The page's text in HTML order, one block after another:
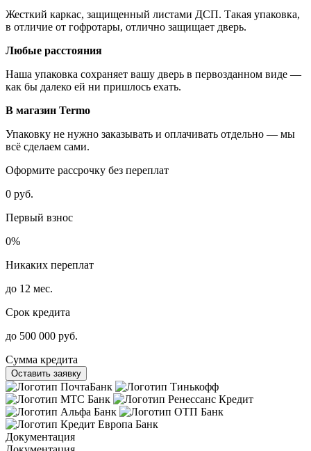
Жесткий каркас, защищенный листами ДСП. Такая упаковка,
в отличие от гофротары, отлично защищает дверь.
Любые расстояния
Наша упаковка сохраняет вашу дверь в первозданном виде —
как бы далеко ей ни пришлось ехать.
В магазин Termo
Упаковку не нужно заказывать и оплачивать отдельно — мы
всё сделаем сами.
Оформите рассрочку без переплат
0 руб.
Первый взнос
0%
Никаких переплат
до 12 мес.
Срок кредита
до 500 000 руб.
Сумма кредита
Оставить заявку
Документация